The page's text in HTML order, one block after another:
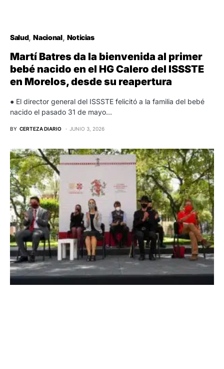
Salud Nacional Noticias
Martí Batres da la bienvenida al primer
bebé nacido en el HG Calero del ISSSTE
en Morelos, desde su reapertura
● El director general del ISSSTE felicitó a la familia del bebé
nacido el pasado 31 de mayo…
BY CERTEZA DIARIO JUNIO 3, 2026